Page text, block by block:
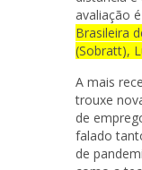
avaliação
Brasileira
(Sobratt),
A mais
trouxe
de
falado
de